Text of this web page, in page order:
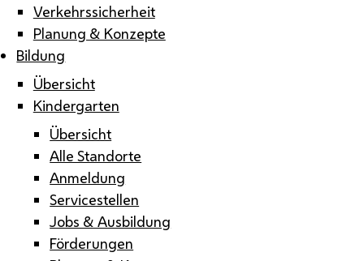
Verkehrssicherheit
Planung & Konzepte
Bildung
Übersicht
Kindergarten
Übersicht
Alle Standorte
Anmeldung
Servicestellen
Jobs & Ausbildung
Förderungen